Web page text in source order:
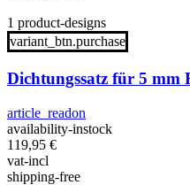
1 product-designs
variant_btn.purchase
Dichtungssatz für 5 mm
article_readon
availability-instock
119,95 €
vat-incl
shipping-free